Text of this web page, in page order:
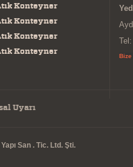
Konteyner
Konteyner
Konteyner
Konteyner
Bize
Uyarı
San . Tic. Ltd. Şti.